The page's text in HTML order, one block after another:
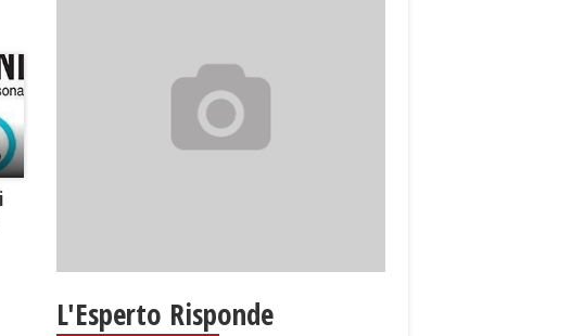
L'Esperto Risponde